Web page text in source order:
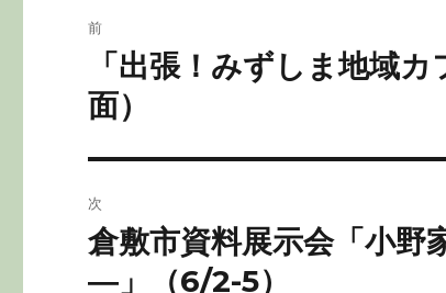
稿
ナ
ゲ
ー
シ
前
の
投
稿:
「出張！みずしま地域
面）
次
次
倉敷市資料展示会「小
―」（6/2-5）